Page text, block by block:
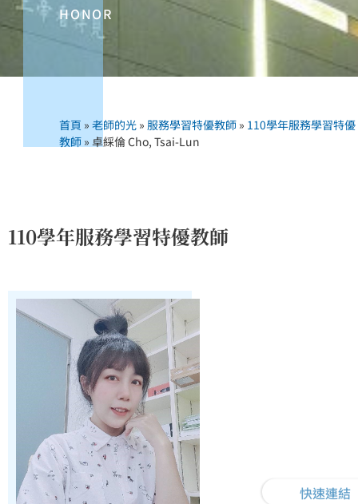
快速連結
HONOR
首頁 »老師的光 »服務學習特優教師 » 110學年服務學習特優
教師 »卓綵倫 Cho, Tsai-Lun
110學年服務學習特優教師